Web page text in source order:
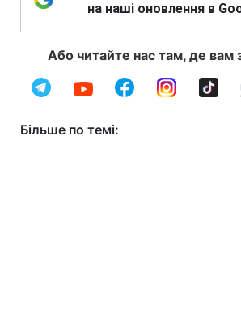
на наші оновлення в
Або читайте нас там, де вам
Більше по темі: